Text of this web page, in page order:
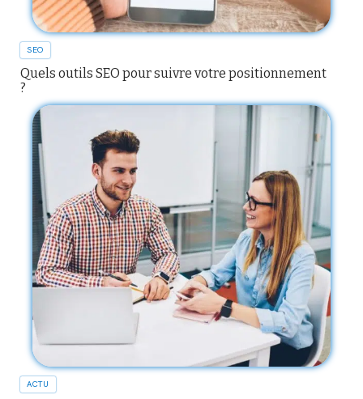
SEO
Quels outils SEO pour suivre votre positionnement
?
ACTU